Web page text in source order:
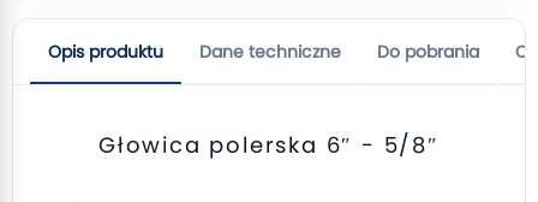
Opis produktu Dane techniczne Do pobrania
Głowica polerska 6″ - 5/8″